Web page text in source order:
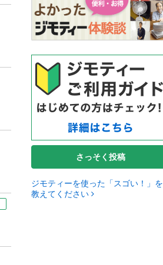
さっそく投稿
ジモティーを使った「スゴい！」を
教えてください